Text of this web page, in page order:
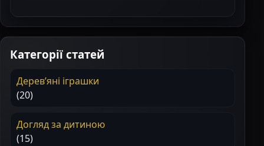
Категорії статей
Деревʼяні іграшки
(20)
Догляд за дитиною
(15)